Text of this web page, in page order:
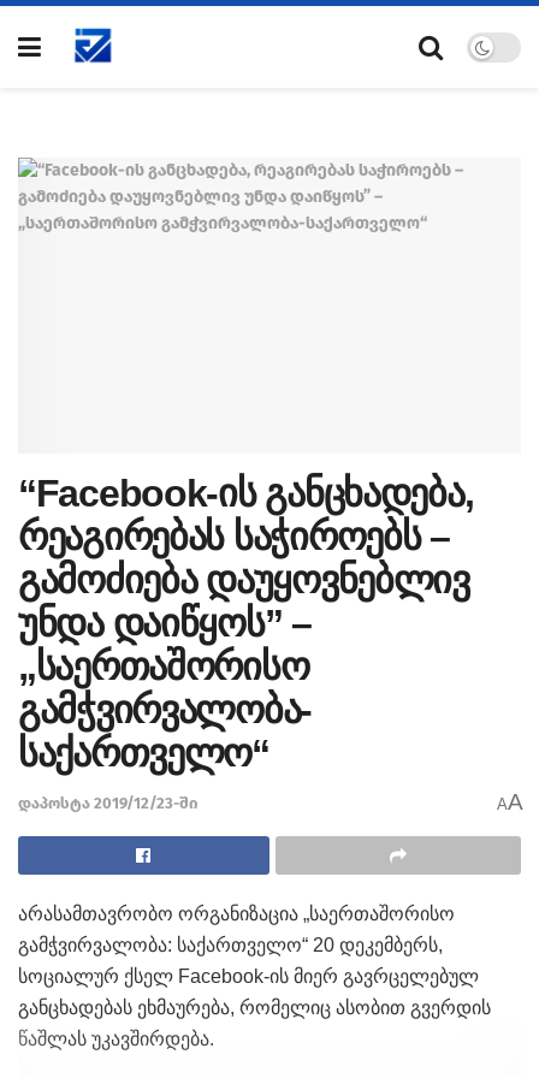
“Facebook-ის განცხადება,
რეაგირებას საჭიროებს –
გამოძიება დაუყოვნებლივ
უნდა დაიწყოს” –
„საერთაშორისო
გამჭვირვალობა-
საქართველო“
დაპოსტა 2019/12/23-ში AA
არასამთავრობო ორგანიზაცია „საერთაშორისო
გამჭვირვალობა: საქართველო“ 20 დეკემბერს,
სოციალურ ქსელ Facebook-ის მიერ გავრცელებულ
განცხადებას ეხმაურება, რომელიც ასობით გვერდის
წაშლას უკავშირდება.